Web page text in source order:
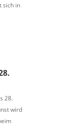
sich in
28.
wird